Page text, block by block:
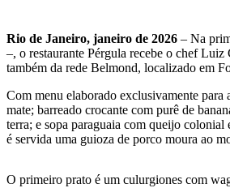
Rio de Janeiro, janeiro de 2026 – Na
–, o restaurante Pérgula recebe o chef
também da rede Belmond, localizado em
Com menu elaborado exclusivamente para
mate; barreado crocante com purê de
terra; e sopa paraguaia com queijo colonial
é servida uma guioza de porco moura ao
O primeiro prato é um culurgiones com